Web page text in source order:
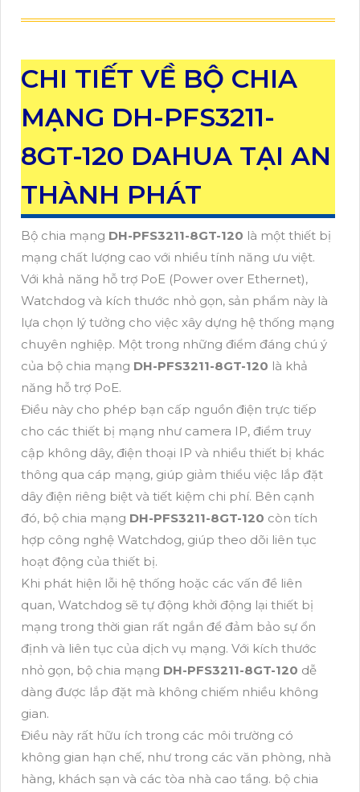
CHI TIẾT VỀ BỘ CHIA
MẠNG DH-PFS3211-
8GT-120 DAHUA TẠI AN
THÀNH PHÁT
Bộ chia mạng DH-PFS3211-8GT-120 là một thiết bị
mạng chất lượng cao với nhiều tính năng ưu việt.
Với khả năng hỗ trợ PoE (Power over Ethernet),
Watchdog và kích thước nhỏ gọn, sản phẩm này là
lựa chọn lý tưởng cho việc xây dựng hệ thống mạng
chuyên nghiệp. Một trong những điểm đáng chú ý
của bộ chia mạng DH-PFS3211-8GT-120 là khả
năng hỗ trợ PoE.
Điều này cho phép bạn cấp nguồn điện trực tiếp
cho các thiết bị mạng như camera IP, điểm truy
cập không dây, điện thoại IP và nhiều thiết bị khác
thông qua cáp mạng, giúp giảm thiểu việc lắp đặt
dây điện riêng biệt và tiết kiệm chi phí. Bên cạnh
đó, bộ chia mạng DH-PFS3211-8GT-120 còn tích
hợp công nghệ Watchdog, giúp theo dõi liên tục
hoạt động của thiết bị.
Khi phát hiện lỗi hệ thống hoặc các vấn đề liên
quan, Watchdog sẽ tự động khởi động lại thiết bị
mạng trong thời gian rất ngắn để đảm bảo sự ổn
định và liên tục của dịch vụ mạng. Với kích thước
nhỏ gọn, bộ chia mạng DH-PFS3211-8GT-120 dễ
dàng được lắp đặt mà không chiếm nhiều không
gian.
Điều này rất hữu ích trong các môi trường có
không gian hạn chế, như trong các văn phòng, nhà
hàng, khách sạn và các tòa nhà cao tầng. bộ chia